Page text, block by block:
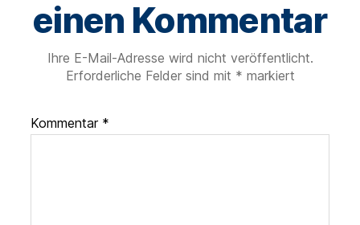
einen Kommentar
Ihre E-Mail-Adresse wird nicht veröffentlicht.
Erforderliche Felder sind mit * markiert
Kommentar *